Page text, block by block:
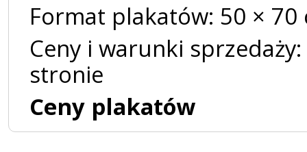
Format plakatów: 50 × 70
Ceny i warunki
stronie
Ceny plakatów